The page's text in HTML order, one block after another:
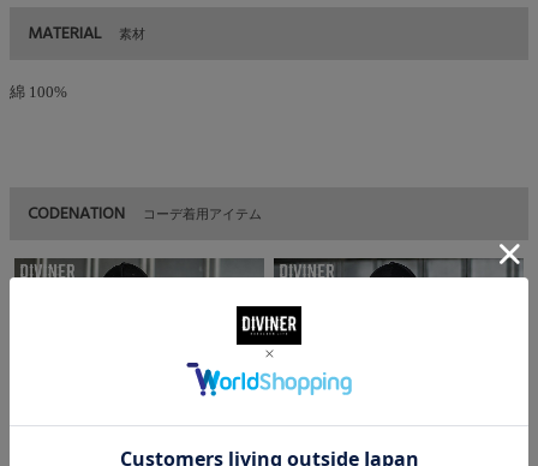
MATERIAL 素材
綿 100%
CODENATION コーデ着用アイテム